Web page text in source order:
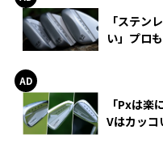
「ステン
い」プロ
「Pxは楽
Vはカッコ